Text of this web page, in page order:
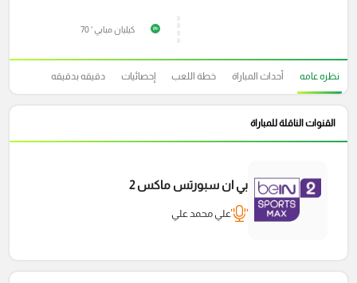
P كيليان مبابي ' 70
نظره عامه أحداث المباراة خطة اللعب إحصائيات دقيقه بدقيقه
القنوات الناقلة للمباراة
بي ان سبورتس ماكس 2
علي محمد علي